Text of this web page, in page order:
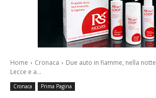
Home Cronaca
Due auto in fiamme, nella
Lecce e a...
Cronaca Prima Pagina